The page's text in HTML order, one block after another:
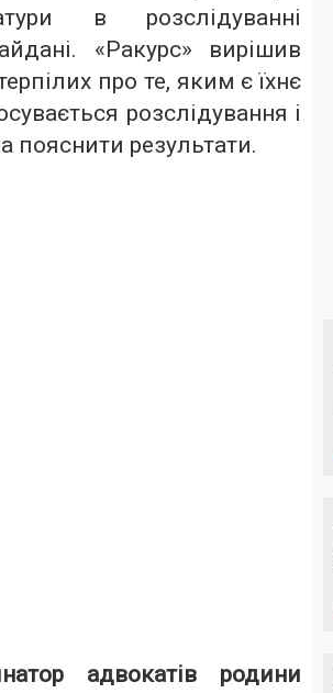
в розслідуванні
«Ракурс» вирішив
про те, яким є їхнє
розслідування і
пояснити результати.
адвокатів родини